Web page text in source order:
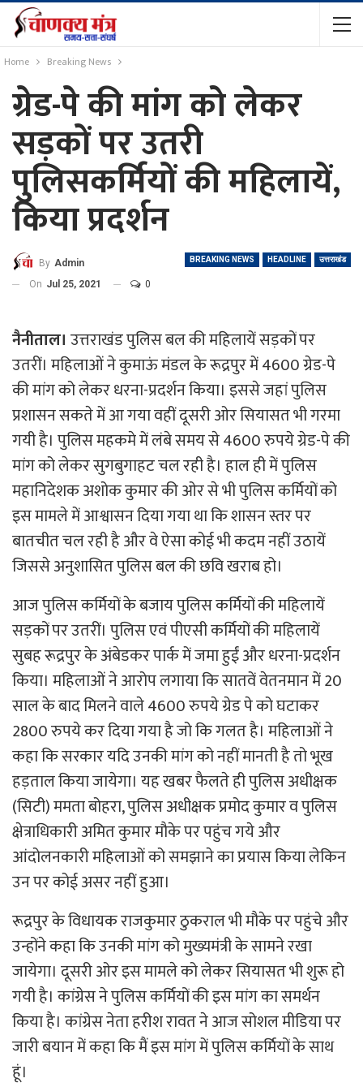
Home Breaking News
ग्रेड-पे की मांग को लेकर
सड़कों पर उतरी
पुलिसकर्मियों की महिलायें,
किया प्रदर्शन
BREAKING NEWS HEADLINE उत्तराखंड
By Admin
On Jul 25, 2021 0
नैनीताल। उत्तराखंड पुलिस बल की महिलायें सड़कों पर
उतरीं। महिलाओं ने कुमाऊं मंडल के रूद्रपुर में 4600 ग्रेड-पे
की मांग को लेकर धरना-प्रदर्शन किया। इससे जहां पुलिस
प्रशासन सकते में आ गया वहीं दूसरी ओर सियासत भी गरमा
गयी है। पुलिस महकमे में लंबे समय से 4600 रुपये ग्रेड-पे की
मांग को लेकर सुगबुगाहट चल रही है। हाल ही में पुलिस
महानिदेशक अशोक कुमार की ओर से भी पुलिस कर्मियों को
इस मामले में आश्वासन दिया गया था कि शासन स्तर पर
बातचीत चल रही है और वे ऐसा कोई भी कदम नहीं उठायें
जिससे अनुशासित पुलिस बल की छवि खराब हो।
आज पुलिस कर्मियों के बजाय पुलिस कर्मियों की महिलायें
सड़कों पर उतरीं। पुलिस एवं पीएसी कर्मियों की महिलायें
सुबह रूद्रपुर के अंबेडकर पार्क में जमा हुईं और धरना-प्रदर्शन
किया। महिलाओं ने आरोप लगाया कि सातवें वेतनमान में 20
साल के बाद मिलने वाले 4600 रुपये ग्रेड पे को घटाकर
2800 रुपये कर दिया गया है जो कि गलत है। महिलाओं ने
कहा कि सरकार यदि उनकी मांग को नहीं मानती है तो भूख
हड़ताल किया जायेगा। यह खबर फैलते ही पुलिस अधीक्षक
(सिटी) ममता बोहरा, पुलिस अधीक्षक प्रमोद कुमार व पुलिस
क्षेत्राधिकारी अमित कुमार मौके पर पहुंच गये और
आंदोलनकारी महिलाओं को समझाने का प्रयास किया लेकिन
उन पर कोई असर नहीं हुआ।
रूद्रपुर के विधायक राजकुमार ठुकराल भी मौके पर पहुंचे और
उन्होंने कहा कि उनकी मांग को मुख्यमंत्री के सामने रखा
जायेगा। दूसरी ओर इस मामले को लेकर सियासत भी शुरू हो
गयी है। कांग्रेस ने पुलिस कर्मियों की इस मांग का समर्थन
किया है। कांग्रेस नेता हरीश रावत ने आज सोशल मीडिया पर
जारी बयान में कहा कि मैं इस मांग में पुलिस कर्मियों के साथ
हूं।